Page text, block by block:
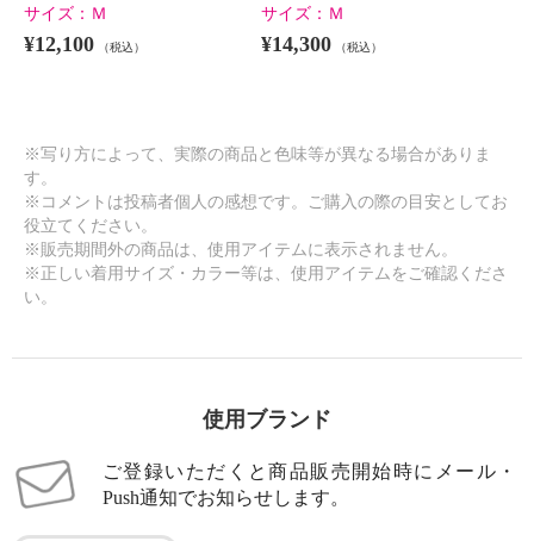
サイズ： Ｍ
¥12,100 （税込）
サイズ： Ｍ
¥14,300 （税込）
※写り方によって、実際の商品と色味等が異なる場合がありま
す。
※コメントは投稿者個人の感想です。ご購入の際の目安としてお
役立てください。
※販売期間外の商品は、使用アイテムに表示されません。
※正しい着用サイズ・カラー等は、使用アイテムをご確認くださ
い。
使用ブランド
ご登録いただくと商品販売開始時にメール・
Push通知でお知らせします。